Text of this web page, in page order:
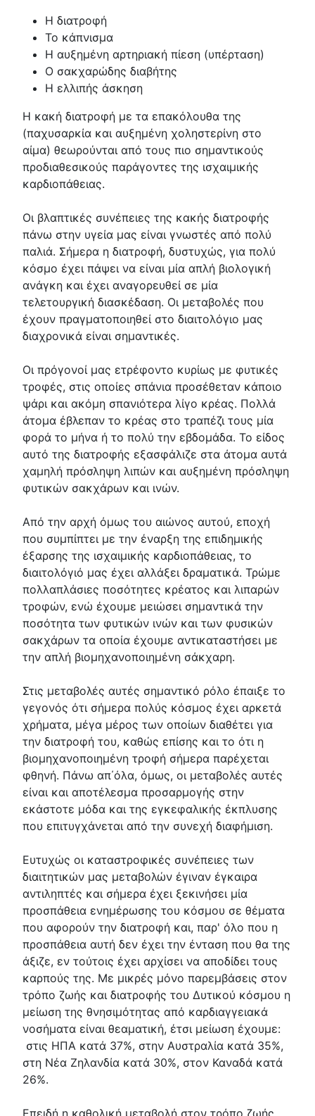
Η διατροφή
Το κάπνισμα
Η αυξημένη αρτηριακή πίεση (υπέρταση)
Ο σακχαρώδης διαβήτης
Η ελλιπής άσκηση
Η κακή διατροφή με τα επακόλουθα της
(παχυσαρκία και αυξημένη χοληστερίνη στο
αίμα) θεωρούνται από τους πιο σημαντικούς
προδιαθεσικούς παράγοντες της ισχαιμικής
καρδιοπάθειας.
Οι βλαπτικές συνέπειες της κακής διατροφής
πάνω στην υγεία μας είναι γνωστές από πολύ
παλιά. Σήμερα η διατροφή, δυστυχώς, για πολύ
κόσμο έχει πάψει να είναι μία απλή βιολογική
ανάγκη και έχει αναγορευθεί σε μία
τελετουργική διασκέδαση. Οι μεταβολές που
έχουν πραγματοποιηθεί στο διαιτολόγιο μας
διαχρονικά είναι σημαντικές.
Οι πρόγονοί μας ετρέφοντο κυρίως με φυτικές
τροφές, στις οποίες σπάνια προσέθεταν κάποιο
ψάρι και ακόμη σπανιότερα λίγο κρέας. Πολλά
άτομα έβλεπαν το κρέας στο τραπέζι τους μία
φορά το μήνα ή το πολύ την εβδομάδα. Το είδος
αυτό της διατροφής εξασφάλιζε στα άτομα αυτά
χαμηλή πρόσληψη λιπών και αυξημένη πρόσληψη
φυτικών σακχάρων και ινών.
Από την αρχή όμως του αιώνος αυτού, εποχή
που συμπίπτει με την έναρξη της επιδημικής
έξαρσης της ισχαιμικής καρδιοπάθειας, το
διαιτολόγιό μας έχει αλλάξει δραματικά. Τρώμε
πολλαπλάσιες ποσότητες κρέατος και λιπαρών
τροφών, ενώ έχουμε μειώσει σημαντικά την
ποσότητα των φυτικών ινών και των φυσικών
σακχάρων τα οποία έχουμε αντικαταστήσει με
την απλή βιομηχανοποιημένη σάκχαρη.
Στις μεταβολές αυτές σημαντικό ρόλο έπαιξε το
γεγονός ότι σήμερα πολύς κόσμος έχει αρκετά
χρήματα, μέγα μέρος των οποίων διαθέτει για
την διατροφή του, καθώς επίσης και το ότι η
βιομηχανοποιημένη τροφή σήμερα παρέχεται
φθηνή. Πάνω απ΄όλα, όμως, οι μεταβολές αυτές
είναι και αποτέλεσμα προσαρμογής στην
εκάστοτε μόδα και της εγκεφαλικής έκπλυσης
που επιτυγχάνεται από την συνεχή διαφήμιση.
Ευτυχώς οι καταστροφικές συνέπειες των
διαιτητικών μας μεταβολών έγιναν έγκαιρα
αντιληπτές και σήμερα έχει ξεκινήσει μία
προσπάθεια ενημέρωσης του κόσμου σε θέματα
που αφορούν την διατροφή και, παρ' όλο που η
προσπάθεια αυτή δεν έχει την ένταση που θα της
άξιζε, εν τούτοις έχει αρχίσει να αποδίδει τους
καρπούς της. Με μικρές μόνο παρεμβάσεις στον
τρόπο ζωής και διατροφής του Δυτικού κόσμου η
μείωση της θνησιμότητας από καρδιαγγειακά
νοσήματα είναι θεαματική, έτσι μείωση έχουμε:
στις ΗΠΑ κατά 37%, στην Αυστραλία κατά 35%,
στη Νέα Ζηλανδία κατά 30%, στον Καναδά κατά
26%.
Επειδή η καθολική μεταβολή στον τρόπο ζωής